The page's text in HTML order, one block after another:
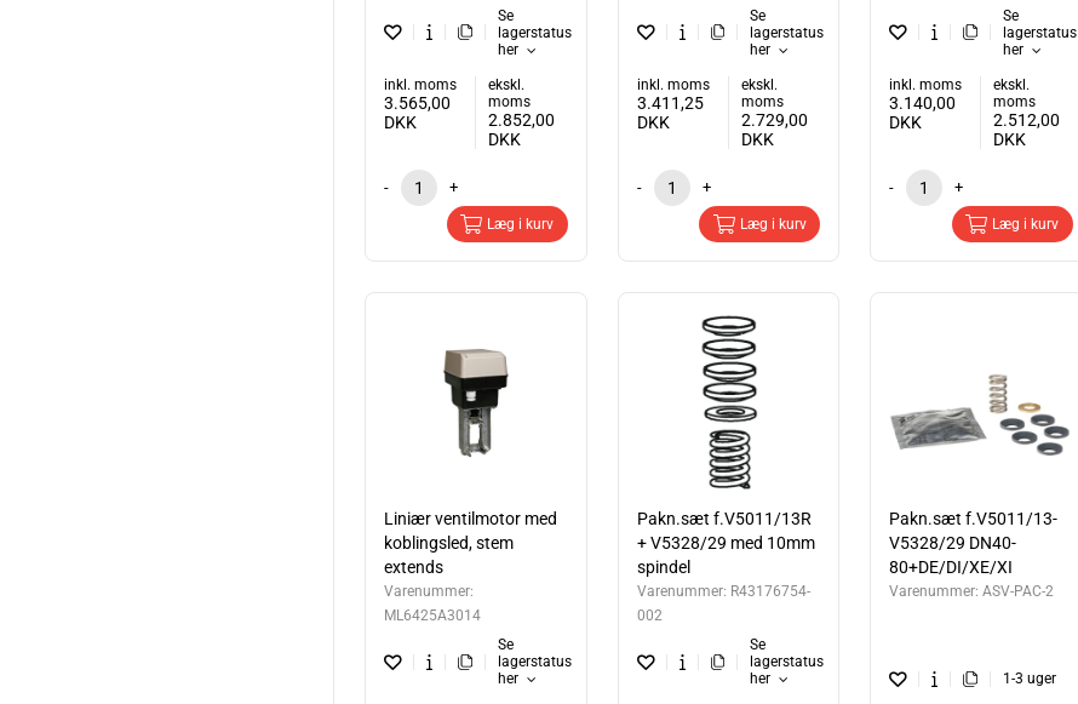
Se
lagerstatus
her
inkl. moms
3.565,00
DKK
ekskl.
moms
2.852,00
DKK
- +
Læg i kurv
Se
lagerstatus
her
inkl. moms
3.411,25
DKK
ekskl.
moms
2.729,00
DKK
- +
Læg i kurv
Se
lagerstatus
her
inkl. moms
3.140,00
DKK
ekskl.
moms
2.512,00
DKK
- +
Læg i kurv
Liniær ventilmotor med
koblingsled, stem
extends
Varenummer:
ML6425A3014
Se
lagerstatus
her
Pakn.sæt f.V5011/13R
+ V5328/29 med 10mm
spindel
Varenummer: R43176754-
002
Se
lagerstatus
her
Pakn.sæt f.V5011/13-
V5328/29 DN40-
80+DE/DI/XE/XI
Varenummer:ASV-PAC-2
1-3 uger